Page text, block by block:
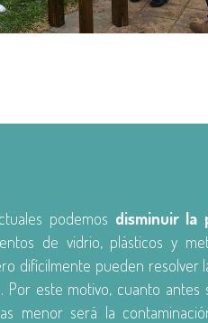
podemos disminuir la
de vidrio, plásticos y
difícilmente pueden resolver
Por este motivo, cuanto antes
menor será la